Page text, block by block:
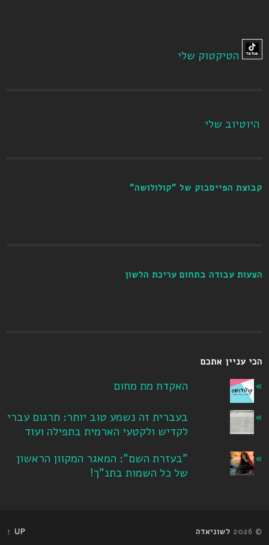
הטיקטוק שלי
היוטיוב שלי
קבוצת הפייסבוק של "קולולושה"
הצעות עבודה בתחום עריכת הלשון
הכי עניין אתכם
האקדח מת מחום
בעברית זה נשמע טוב יותר: תרגום עברי
לקדיש ולקטעי הארמית בתפילה ועוד
"בעזרת השם": המאגר המקוון הראשון
של כל השמות בתנ"ך!
© 2026 לשוניאדה UP ↑